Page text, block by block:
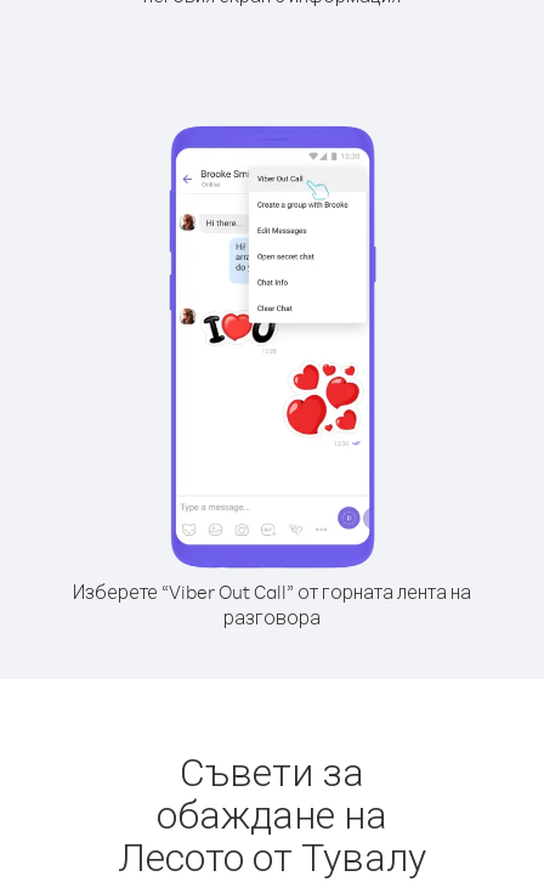
Изберете “Viber Out Call” от горната лента на
разговора
Съвети за
обаждане на
Лесото от Тувалу